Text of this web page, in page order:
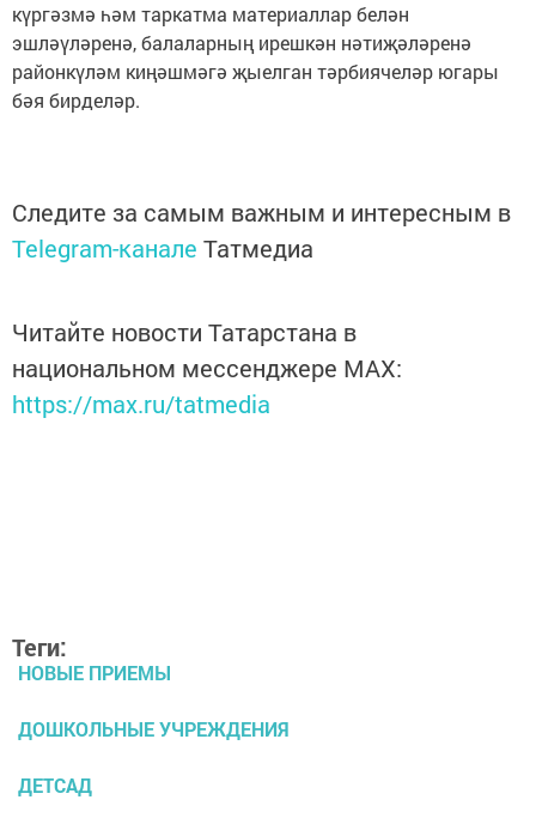
күргәзмә һәм таркатма материаллар белән
эшләүләренә, балаларның ирешкән нәтиҗәләренә
районкүләм киңәшмәгә җыелган тәрбиячеләр югары
бәя бирделәр.
Следите за самым важным и интересным в
Telegram-канале Татмедиа
Читайте новости Татарстана в
национальном мессенджере MАХ:
https://max.ru/tatmedia
Теги:
НОВЫЕ ПРИЕМЫ
ДОШКОЛЬНЫЕ УЧРЕЖДЕНИЯ
ДЕТСАД